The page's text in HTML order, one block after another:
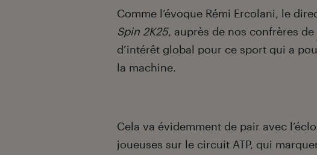
Comme l’évoque Rémi Ercolani, le
Spin 2K25, auprès de nos confrères de
d’intérêt global pour ce sport qui a
la machine.
Cela va évidemment de pair avec
joueuses sur le circuit ATP, qui